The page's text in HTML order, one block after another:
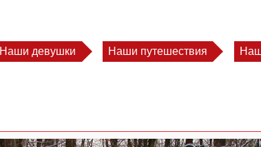
Наши девушки Наши путешествия